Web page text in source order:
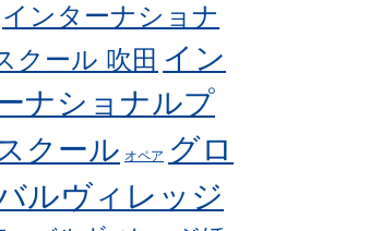
インターナショナ
クール 吹田 イン
ナショナルプ
クール オペア グロ
ルヴィレッジ